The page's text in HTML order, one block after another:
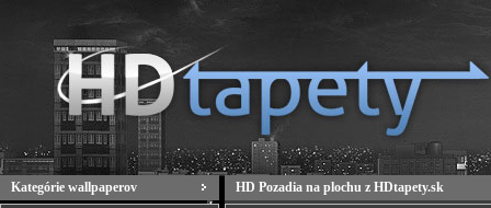
Kategórie wallpaperov HD Pozadia na plochu z HDtapety.sk